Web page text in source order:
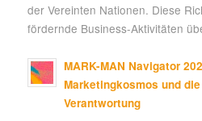
der Vereinten Nationen. Diese
fördernde Business-Aktivitäten
MARK-MAN Navigator
Marketingkosmos und
Verantwortung